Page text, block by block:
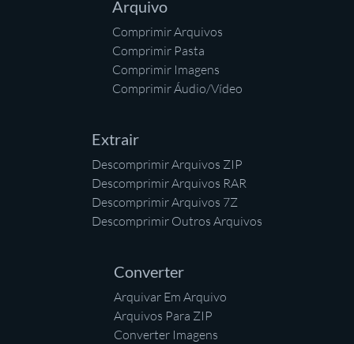
Arquivo
Comprimir Arquivos
Comprimir Pasta
Comprimir Imagens
Comprimir Áudio/Vídeo
Extrair
Descomprimir Arquivos ZIP
Descomprimir Arquivos RAR
Descomprimir Arquivos 7Z
Descomprimir Outros Arquivos
Converter
Arquivar Em Arquivo
Arquivos Para ZIP
Converter Imagens